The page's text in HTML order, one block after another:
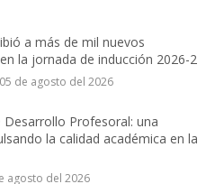
a más de mil nuevos
la jornada de inducción 2026-2
de agosto del 2026
Desarrollo Profesoral: una
la calidad académica en la
agosto del 2026